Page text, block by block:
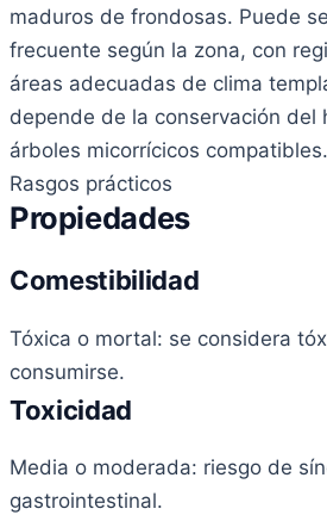
maduros de frondosas. Puede
frecuente según la zona, con
áreas adecuadas de clima
depende de la conservación
árboles micorrícicos compatibles.
Rasgos prácticos
Propiedades
Comestibilidad
Tóxica o mortal: se considera
consumirse.
Toxicidad
Media o moderada: riesgo de
gastrointestinal.